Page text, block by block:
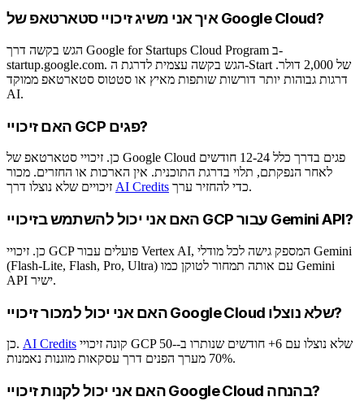
איך אני משיג זיכויי סטארטאפ של Google Cloud?
הגש בקשה דרך Google for Startups Cloud Program ב-
startup.google.com. הגש בקשה עצמית לדרגת ה-Start של 2,000 דולר.
דרגות גבוהות יותר דורשות שותפות מאיץ או סטטוס סטארטאפ ממוקד
AI.
האם זיכויי GCP פגים?
כן. זיכויי סטארטאפ של Google Cloud פגים בדרך כלל 12-24 חודשים
לאחר הנפקתם, תלוי בדרגת התוכנית. אין הארכות או החזרים. מכור
AI Credits כדי להחזיר ערך.
האם אני יכול להשתמש בזיכויי GCP עבור Gemini API?
כן. זיכויי GCP פועלים עבור Vertex AI, המספק גישה לכל מודלי Gemini
(Flash-Lite, Flash, Pro, Ultra) עם אותה תמחור לטוקן כמו Gemini
API ישיר.
האם אני יכול למכור זיכויי Google Cloud שלא נוצלו?
כן. AI Credits
70% מערך הפנים דרך עסקאות מוגנות נאמנות.
האם אני יכול לקנות זיכויי Google Cloud בהנחה?